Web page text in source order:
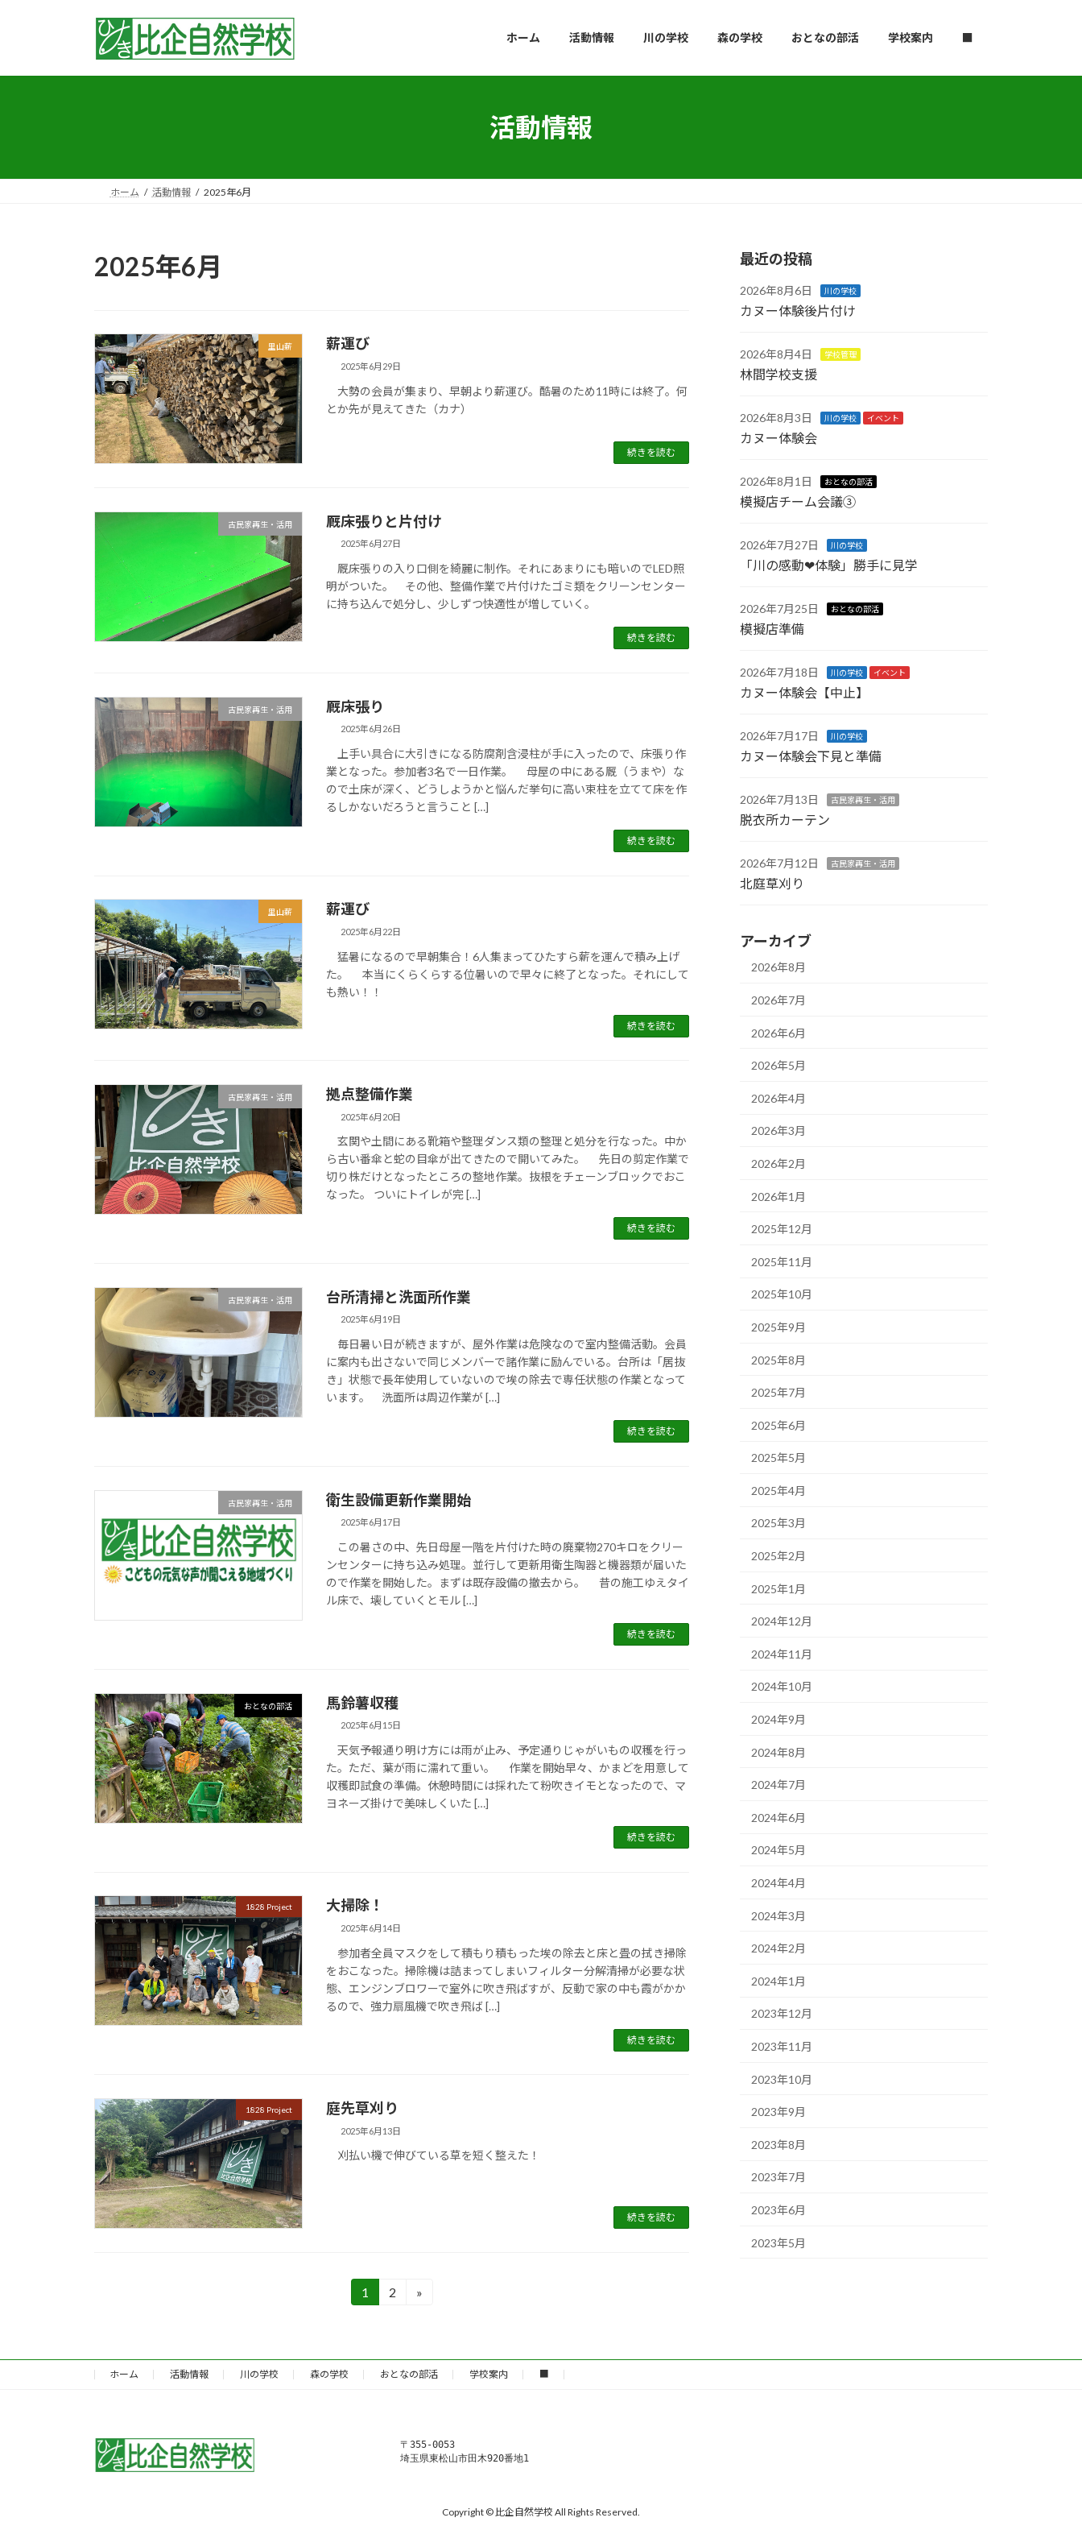
プ
動
ホーム 活動情報 川の学校 森の学校 おとなの部活 学校案内 ■
活動情報
ホーム 活動情報 2025年6月
2025年6月
里山薪 薪運び
2025年6月29日
大勢の会員が集まり、早朝より薪運び。酷暑のため11時には終了。何
とか先が見えてきた（カナ）
続きを読む
古民家再生・活用 厩床張りと片付け
2025年6月27日
厩床張りの入り口側を綺麗に制作。それにあまりにも暗いのでLED照
明がついた。 その他、整備作業で片付けたゴミ類をクリーンセンター
に持ち込んで処分し、少しずつ快適性が増していく。
続きを読む
古民家再生・活用 厩床張り
2025年6月26日
上手い具合に大引きになる防腐剤含浸柱が手に入ったので、床張り作
業となった。参加者3名で一日作業。 母屋の中にある厩（うまや）な
ので土床が深く、どうしようかと悩んだ挙句に高い束柱を立てて床を作
るしかないだろうと言うこと […]
続きを読む
里山薪 薪運び
2025年6月22日
猛暑になるので早朝集合！6人集まってひたすら薪を運んで積み上げ
た。 本当にくらくらする位暑いので早々に終了となった。それにして
も熱い！！
続きを読む
古民家再生・活用 拠点整備作業
2025年6月20日
玄関や土間にある靴箱や整理ダンス類の整理と処分を行なった。中か
ら古い番傘と蛇の目傘が出てきたので開いてみた。 先日の剪定作業で
切り株だけとなったところの整地作業。抜根をチェーンブロックでおこ
なった。 ついにトイレが完 […]
続きを読む
古民家再生・活用 台所清掃と洗面所作業
2025年6月19日
毎日暑い日が続きますが、屋外作業は危険なので室内整備活動。会員
に案内も出さないで同じメンバーで諸作業に励んでいる。台所は「居抜
き」状態で長年使用していないので埃の除去で専任状態の作業となって
います。 洗面所は周辺作業が […]
続きを読む
古民家再生・活用 衛生設備更新作業開始
2025年6月17日
この暑さの中、先日母屋一階を片付けた時の廃棄物270キロをクリー
ンセンターに持ち込み処理。並行して更新用衛生陶器と機器類が届いた
ので作業を開始した。まずは既存設備の撤去から。 昔の施工ゆえタイ
ル床で、壊していくとモル […]
続きを読む
おとなの部活 馬鈴薯収穫
2025年6月15日
天気予報通り明け方には雨が止み、予定通りじゃがいもの収穫を行っ
た。ただ、葉が雨に濡れて重い。 作業を開始早々、かまどを用意して
収穫即試食の準備。休憩時間には採れたて粉吹きイモとなったので、マ
ヨネーズ掛けで美味しくいた […]
続きを読む
1828 Project 大掃除！
2025年6月14日
参加者全員マスクをして積もり積もった埃の除去と床と畳の拭き掃除
をおこなった。掃除機は詰まってしまいフィルター分解清掃が必要な状
態、エンジンブロワーで室外に吹き飛ばすが、反動で家の中も霞がかか
るので、強力扇風機で吹き飛ば […]
続きを読む
1828 Project 庭先草刈り
2025年6月13日
刈払い機で伸びている草を短く整えた！
続きを読む
の
ペ
ジ
送
固
ジ
1
固
ジ
2 »
最近の投稿
2026年8月6日 川の学校
カヌー体験後片付け
2026年8月4日 学校管理
林間学校支援
2026年8月3日 川の学校 イベント
カヌー体験会
2026年8月1日 おとなの部活
模擬店チーム会議③
2026年7月27日 川の学校
「川の感動❤︎体験」勝手に見学
2026年7月25日 おとなの部活
模擬店準備
2026年7月18日 川の学校 イベント
カヌー体験会【中止】
2026年7月17日 川の学校
カヌー体験会下見と準備
2026年7月13日 古民家再生・活用
脱衣所カーテン
2026年7月12日 古民家再生・活用
北庭草刈り
アーカイブ
2026年8月
2026年7月
2026年6月
2026年5月
2026年4月
2026年3月
2026年2月
2026年1月
2025年12月
2025年11月
2025年10月
2025年9月
2025年8月
2025年7月
2025年6月
2025年5月
2025年4月
2025年3月
2025年2月
2025年1月
2024年12月
2024年11月
2024年10月
2024年9月
2024年8月
2024年7月
2024年6月
2024年5月
2024年4月
2024年3月
2024年2月
2024年1月
2023年12月
2023年11月
2023年10月
2023年9月
2023年8月
2023年7月
2023年6月
2023年5月
ホーム 活動情報 川の学校 森の学校 おとなの部活 学校案内
〒355-0053
埼玉県東松山市田木920番地1
Copyright © 比企自然学校 All Rights Reserved.